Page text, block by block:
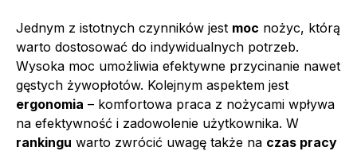
Jednym z istotnych czynników jest moc nożyc, którą
warto dostosować do indywidualnych potrzeb.
Wysoka moc umożliwia efektywne przycinanie nawet
gęstych żywopłotów. Kolejnym aspektem jest
ergonomia – komfortowa praca z nożycami wpływa
na efektywność i zadowolenie użytkownika. W
rankingu warto zwrócić uwagę także na czas pracy